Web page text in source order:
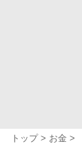
トップ お金